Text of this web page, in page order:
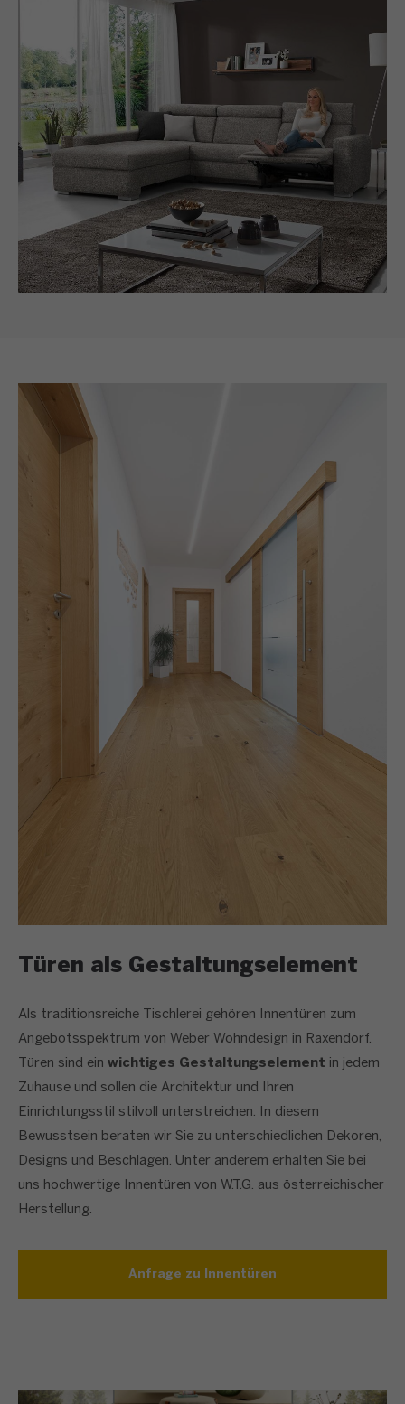
Türen als Gestaltungselement
Als traditionsreiche Tischlerei gehören Innentüren zum
Angebotsspektrum von Weber Wohndesign in Raxendorf.
Türen sind ein wichtiges Gestaltungselement in jedem
Zuhause und sollen die Architektur und Ihren
Einrichtungsstil stilvoll unterstreichen. In diesem
Bewusstsein beraten wir Sie zu unterschiedlichen Dekoren,
Designs und Beschlägen. Unter anderem erhalten Sie bei
uns hochwertige Innentüren von W.T.G. aus österreichischer
Herstellung.
Anfrage zu Innentüren